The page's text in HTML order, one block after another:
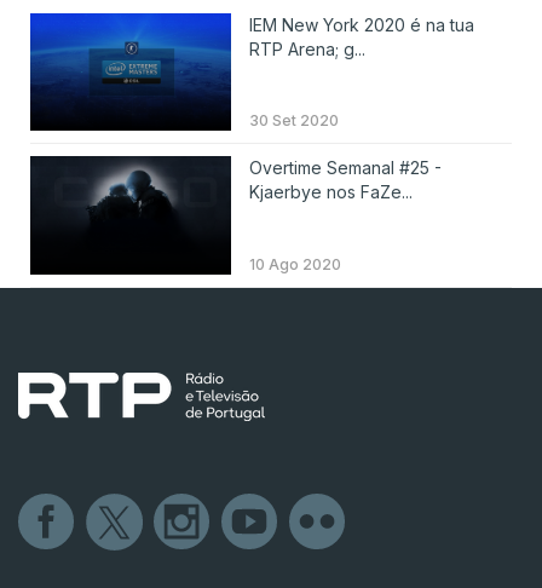
IEM New York 2020 é na tua
RTP Arena; g...
30 Set 2020
Overtime Semanal #25 -
Kjaerbye nos FaZe...
10 Ago 2020